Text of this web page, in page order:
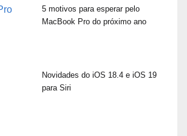
5 motivos para esperar pelo
MacBook Pro do próximo ano
Novidades do iOS 18.4 e iOS 19
para Siri